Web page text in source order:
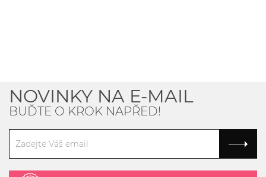
NOVINKY NA E-MAIL
BUĎTE O KROK NAPŘED!